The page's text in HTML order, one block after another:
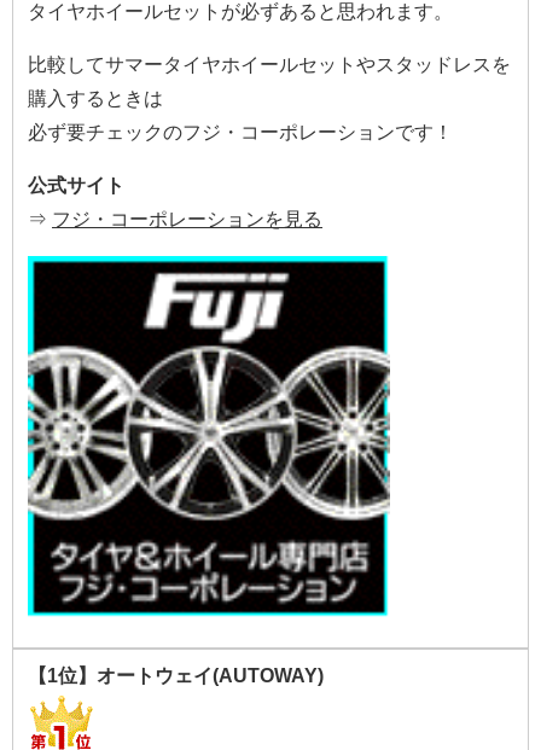
タイヤホイールセットが必ずあると思われます。
比較してサマータイヤホイールセットやスタッドレスを
購入するときは
必ず要チェックのフジ・コーポレーションです！
公式サイト
⇒ フジ・コーポレーションを見る
【1位】オートウェイ(AUTOWAY)